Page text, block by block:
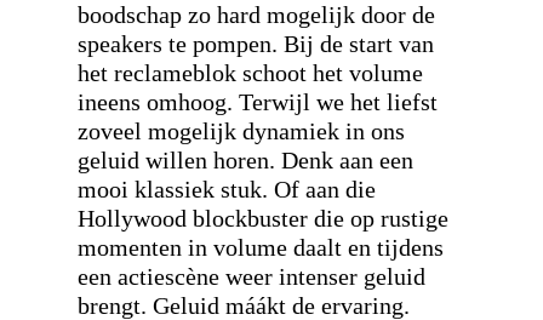
boodschap zo hard mogelijk door de
speakers te pompen. Bij de start van
het reclameblok schoot het volume
ineens omhoog. Terwijl we het liefst
zoveel mogelijk dynamiek in ons
geluid willen horen. Denk aan een
mooi klassiek stuk. Of aan die
Hollywood blockbuster die op rustige
momenten in volume daalt en tijdens
een actiescène weer intenser geluid
brengt. Geluid máákt de ervaring.